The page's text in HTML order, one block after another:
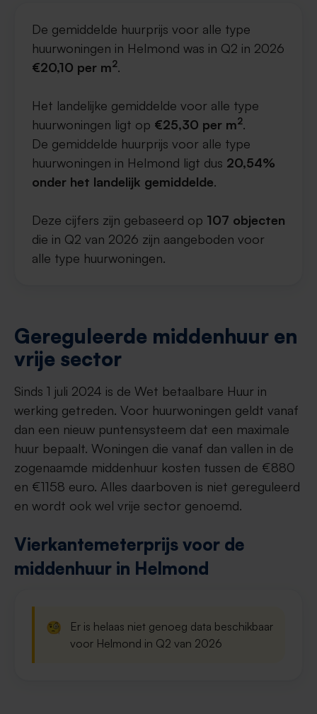
De gemiddelde huurprijs voor alle type
huurwoningen in Helmond was in Q2 in 2026
€20,10 per m2.
Het landelijke gemiddelde voor alle type
huurwoningen ligt op €25,30 per m2.
De gemiddelde huurprijs voor alle type
huurwoningen in Helmond ligt dus 20,54%
onder het landelijk gemiddelde.
Deze cijfers zijn gebaseerd op 107 objecten
die in Q2 van 2026 zijn aangeboden voor
alle type huurwoningen.
Gereguleerde middenhuur en
vrije sector
Sinds 1 juli 2024 is de Wet betaalbare Huur in
werking getreden. Voor huurwoningen geldt vanaf
dan een nieuw puntensysteem dat een maximale
huur bepaalt. Woningen die vanaf dan vallen in de
zogenaamde middenhuur kosten tussen de €880
en €1158 euro. Alles daarboven is niet gereguleerd
en wordt ook wel vrije sector genoemd.
Vierkantemeterprijs voor de
middenhuur in Helmond
🧐
Er is helaas niet genoeg data beschikbaar
voor Helmond in Q2 van 2026